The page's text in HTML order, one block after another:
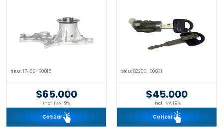
SKU:17400-60815
$65.000
incl. IVA 19%
Cotizar
SKU:82200-60831
$45.000
incl. IVA 19%
Cotizar